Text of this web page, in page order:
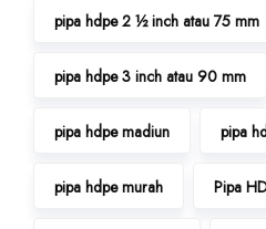
pipa hdpe 2 ½ inch atau 75 mm
pipa hdpe 3 inch atau 90 mm
pipa hdpe madiun pipa
pipa hdpe murah Pipa